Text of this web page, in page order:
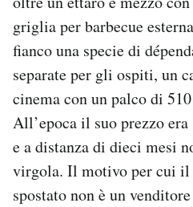
Notifiche mobile
Regala il Post
Hai bisogno di aiuto?
griglia per barbecue
fianco una specie di
separate per gli ospiti, un
cinema con un palco di
All’epoca il suo prezzo
e a distanza di dieci mesi
virgola. Il motivo per cui il
spostato non è un